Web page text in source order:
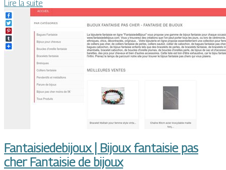
Lire la suite
Fan­taisiedebi­joux | Bijoux fantaisie pas
cher Fantaisie de bijoux